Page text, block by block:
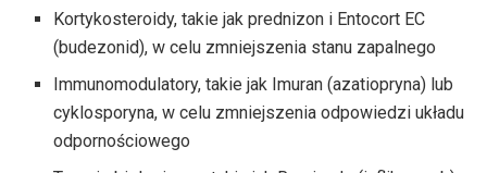
Kortykosteroidy, takie jak prednizon i Entocort EC
(budezonid), w celu zmniejszenia stanu zapalnego
Immunomodulatory, takie jak Imuran (azatiopryna) lub
cyklosporyna, w celu zmniejszenia odpowiedzi układu
odpornościowego